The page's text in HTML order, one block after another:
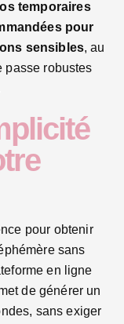
temporaires
pour
sensibles, au
passe robustes
pour obtenir
sans
en ligne
de générer un
sans exiger